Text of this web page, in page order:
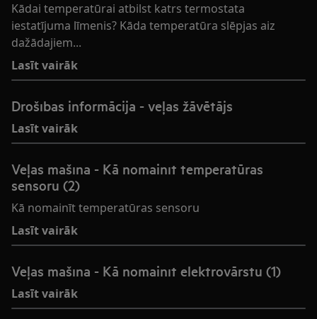
Kādai temperatūrai atbilst katrs termostata
iestatījuma līmenis? Kāda temperatūra slēpjas aiz
dažādajiem...
Lasīt vairāk
Drošības informācija - veļas žāvētājs
Lasīt vairāk
Veļas mašīna - Kā nomainīt temperatūras
sensoru (2)
Kā nomainīt temperatūras sensoru
Lasīt vairāk
Veļas mašīna - Kā nomainīt elektrovārstu (1)
Lasīt vairāk